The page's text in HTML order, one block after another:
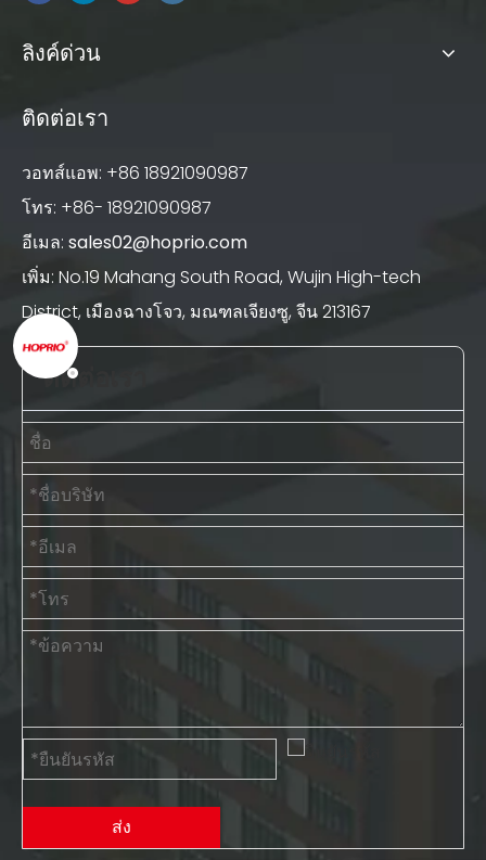
ลิงค์ด่วน
ติดต่อเรา
วอทส์แอพ: +86 18921090987
โทร: +86- 18921090987
อีเมล: sales02@hoprio.com
เพิ่ม: No.19 Mahang South Road, Wujin High-tech
District, เมืองฉางโจว, มณฑลเจียงซู, จีน 213167
ติดต่อเรา
ส่ง